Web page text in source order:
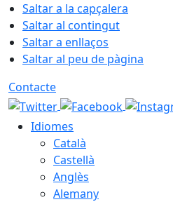
Saltar a la capçalera
Saltar al contingut
Saltar a enllaços
Saltar al peu de pàgina
Contacte
Idiomes
Català
Castellà
Anglès
Alemany